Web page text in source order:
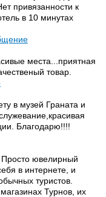
привязанности к
в 10 минутах
места...приятная
товар.
в музей Граната и
Благодарю!!!!
ювелирный
в интернете, и
туристов.
Турнов, их